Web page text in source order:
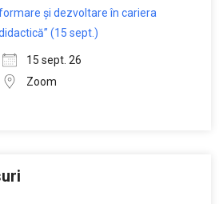
și dezvoltare în cariera
(15 sept.)
15 sept. 26
Zoom